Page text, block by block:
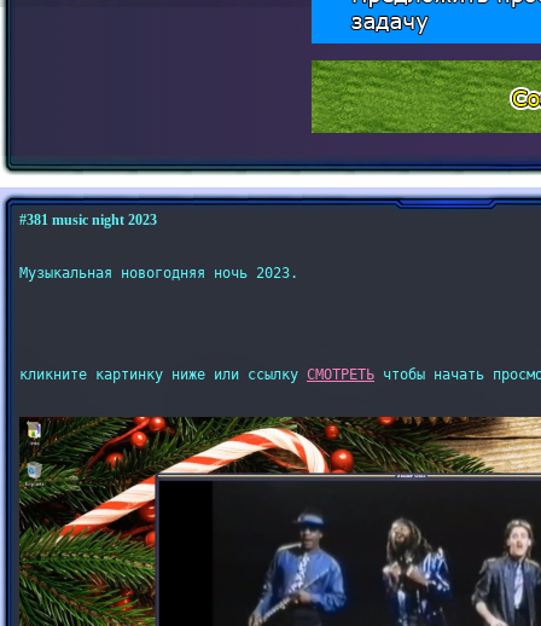
#381 music night 2023
Музыкальная новогодняя ночь 2023.
кликните картинку ниже или ссылку СМОТРЕТЬ чтобы начать